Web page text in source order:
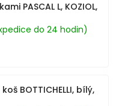
PASCAL L, KOZIOL,
do 24 hodin)
BOTTICHELLI, bílý,